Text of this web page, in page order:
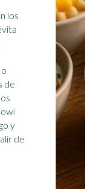
los
de
y
de